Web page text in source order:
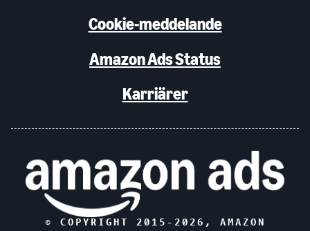
Cookie-meddelande
Amazon Ads Status
Karriärer
© COPYRIGHT 2015- 2026 , AMAZON